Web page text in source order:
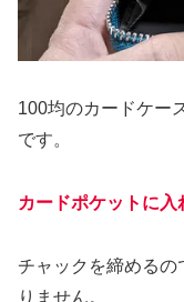
100均のカードケー
です。
カードポケットに
チャックを締めるの
りません。